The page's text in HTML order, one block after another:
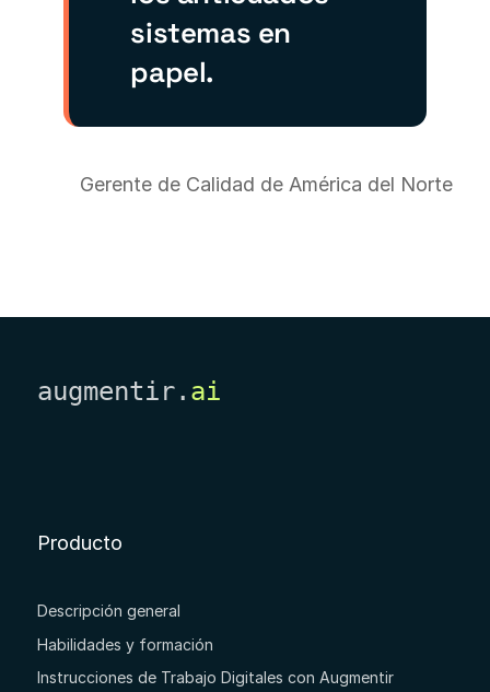
sistemas en
papel.
Gerente de Calidad de América del Norte
augmentir. ai
Producto
Descripción general
Habilidades y formación
Instrucciones de Trabajo Digitales con Augmentir